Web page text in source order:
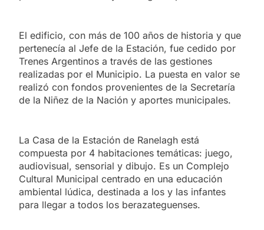
El edificio, con más de 100 años de historia y que
pertenecía al Jefe de la Estación, fue cedido por
Trenes Argentinos a través de las gestiones
realizadas por el Municipio. La puesta en valor se
realizó con fondos provenientes de la Secretaría
de la Niñez de la Nación y aportes municipales.
La Casa de la Estación de Ranelagh está
compuesta por 4 habitaciones temáticas: juego,
audiovisual, sensorial y dibujo. Es un Complejo
Cultural Municipal centrado en una educación
ambiental lúdica, destinada a los y las infantes
para llegar a todos los berazateguenses.